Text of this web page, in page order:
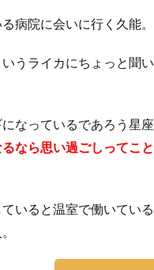
病院に会いに行く久能。
うライカにちょっと聞
なっているであろう星
なら思い過ごしってこ
いると温室で働いてい